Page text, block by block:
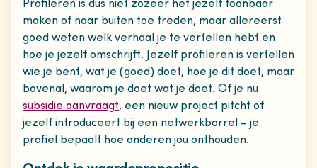
Profileren is dus niet zozeer het jezelf toonbaar
maken of naar buiten toe treden, maar allereerst
goed weten welk verhaal je te vertellen hebt en
hoe je jezelf omschrijft. Jezelf profileren is vertellen
wie je bent, wat je (goed) doet, hoe je dit doet, maar
bovenal, waarom je doet wat je doet. Of je nu
subsidie aanvraagt, een nieuw project pitcht of
jezelf introduceert bij een netwerkborrel – je
profiel bepaalt hoe anderen jou onthouden.